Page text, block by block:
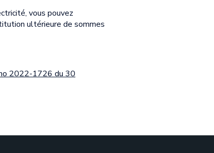
vous pouvez
ultérieure de sommes
2022-1726 du 30